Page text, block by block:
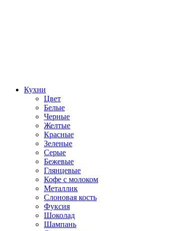
Кухни
Цвет
Белые
Черные
Желтые
Красные
Зеленые
Серые
Бежевые
Глянцевые
Кофе с молоком
Металлик
Слоновая кость
Фуксия
Шоколад
Шампань